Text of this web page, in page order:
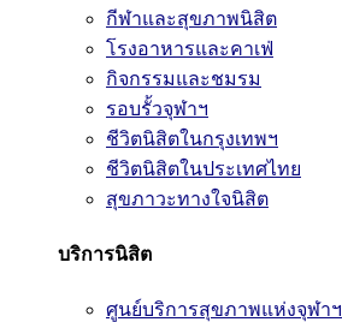
กีฬาและสุขภาพนิสิต
โรงอาหารและคาเฟ่
กิจกรรมและชมรม
รอบรั้วจุฬาฯ
ชีวิตนิสิตในกรุงเทพฯ
ชีวิตนิสิตในประเทศไทย
สุขภาวะทางใจนิสิต
บริการนิสิต
ศูนย์บริการสุขภาพแห่งจุฬาฯ